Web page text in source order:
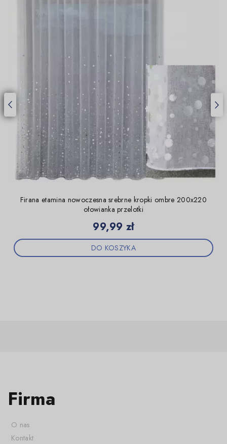
Firana etamina nowoczesna srebrne kropki ombre 200x220
ołowianka przelotki
Cena
99,99 zł
DO KOSZYKA
Firma
O nas
Kontakt